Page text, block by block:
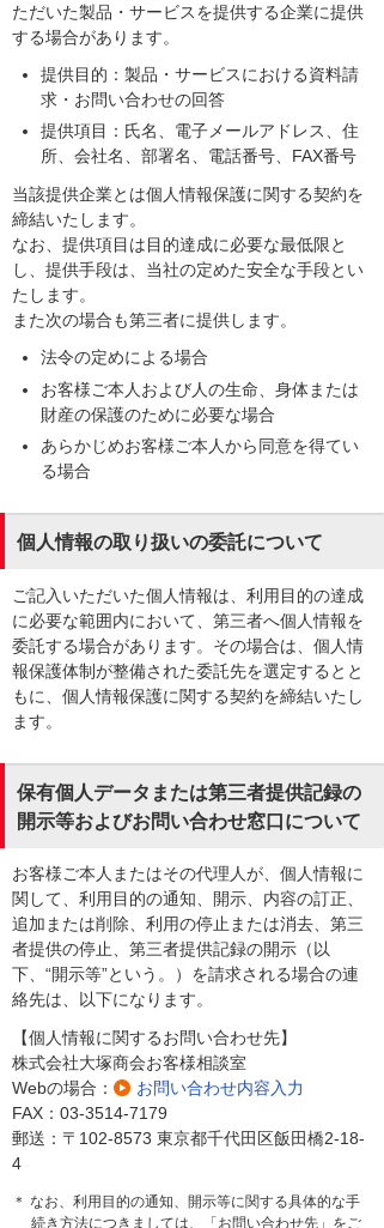
ただいた製品・サービスを提供する企業に提供
する場合があります。
提供目的：製品・サービスにおける資料請
求・お問い合わせの回答
提供項目：氏名、電子メールアドレス、住
所、会社名、部署名、電話番号、FAX番号
当該提供企業とは個人情報保護に関する契約を
締結いたします。
なお、提供項目は目的達成に必要な最低限と
し、提供手段は、当社の定めた安全な手段とい
たします。
また次の場合も第三者に提供します。
法令の定めによる場合
お客様ご本人および人の生命、身体または
財産の保護のために必要な場合
あらかじめお客様ご本人から同意を得てい
る場合
個人情報の取り扱いの委託について
ご記入いただいた個人情報は、利用目的の達成
に必要な範囲内において、第三者へ個人情報を
委託する場合があります。その場合は、個人情
報保護体制が整備された委託先を選定するとと
もに、個人情報保護に関する契約を締結いたし
ます。
保有個人データまたは第三者提供記録の
開示等およびお問い合わせ窓口について
お客様ご本人またはその代理人が、個人情報に
関して、利用目的の通知、開示、内容の訂正、
追加または削除、利用の停止または消去、第三
者提供の停止、第三者提供記録の開示（以
下、“開示等”という。）を請求される場合の連
絡先は、以下になります。
【個人情報に関するお問い合わせ先】
株式会社大塚商会お客様相談室
Webの場合：
お問い合わせ内容入力
FAX：03-3514-7179
郵送：〒102-8573 東京都千代田区飯田橋2-18-
4
＊ なお、利用目的の通知、開示等に関する具体的な手
続き方法につきましては、「お問い合わせ先」をご